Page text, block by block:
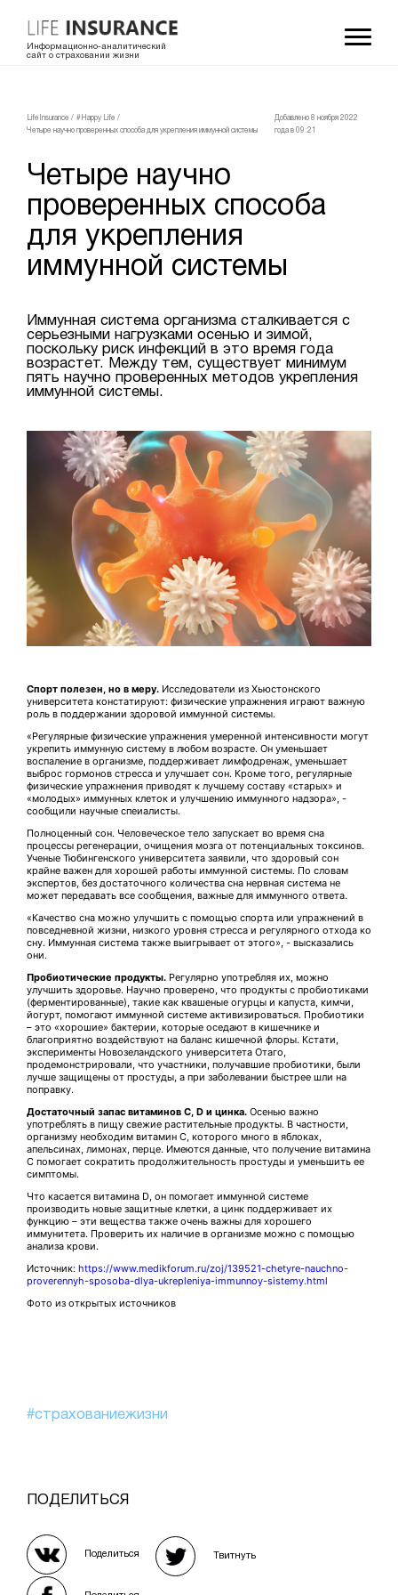
Информационно-аналитический
сайт о страховании жизни
LifeInsurance / #Happy Life /
Четыре научно проверенных способа для укрепления иммунной системы
Добавлено 8 ноября 2022
года в 09:21
Четыре научно
проверенных способа
для укрепления
иммунной системы
Иммунная система организма сталкивается с
серьезными нагрузками осенью и зимой,
поскольку риск инфекций в это время года
возрастет. Между тем, существует минимум
пять научно проверенных методов укрепления
иммунной системы.
Спорт полезен, но в меру. Исследователи из Хьюстонского
университета констатируют: физические упражнения играют важную
роль в поддержании здоровой иммунной системы.
«Регулярные физические упражнения умеренной интенсивности могут
укрепить иммунную систему в любом возрасте. Он уменьшает
воспаление в организме, поддерживает лимфодренаж, уменьшает
выброс гормонов стресса и улучшает сон. Кроме того, регулярные
физические упражнения приводят к лучшему составу «старых» и
«молодых» иммунных клеток и улучшению иммунного надзора», -
сообщили научные спеиалисты.
Полноценный сон. Человеческое тело запускает во время сна
процессы регенерации, очищения мозга от потенциальных токсинов.
Ученые Тюбингенского университета заявили, что здоровый сон
крайне важен для хорошей работы иммунной системы. По словам
экспертов, без достаточного количества сна нервная система не
может передавать все сообщения, важные для иммунного ответа.
«Качество сна можно улучшить с помощью спорта или упражнений в
повседневной жизни, низкого уровня стресса и регулярного отхода ко
сну. Иммунная система также выигрывает от этого», - высказались
они.
Пробиотические продукты. Регулярно употребляя их, можно
улучшить здоровье. Научно проверено, что продукты с пробиотиками
(ферментированные), такие как квашеные огурцы и капуста, кимчи,
йогурт, помогают иммунной системе активизироваться. Пробиотики
– это «хорошие» бактерии, которые оседают в кишечнике и
благоприятно воздействуют на баланс кишечной флоры. Кстати,
эксперименты Новозеландского университета Отаго,
продемонстрировали, что участники, получавшие пробиотики, были
лучше защищены от простуды, а при заболевании быстрее шли на
поправку.
Достаточный запас витаминов С, D и цинка. Осенью важно
употреблять в пищу свежие растительные продукты. В частности,
организму необходим витамин С, которого много в яблоках,
апельсинах, лимонах, перце. Имеются данные, что получение витамина
С помогает сократить продолжительность простуды и уменьшить ее
симптомы.
Что касается витамина D, он помогает иммунной системе
производить новые защитные клетки, а цинк поддерживает их
функцию – эти вещества также очень важны для хорошего
иммунитета. Проверить их наличие в организме можно с помощью
анализа крови.
Источник: https://www.medikforum.ru/zoj/139521-chetyre-nauchno-
proverennyh-sposoba-dlya-ukrepleniya-immunnoy-sistemy.html
Фото из открытых источников
#страхованиежизни
ПОДЕЛИТЬСЯ
Поделиться Твитнуть